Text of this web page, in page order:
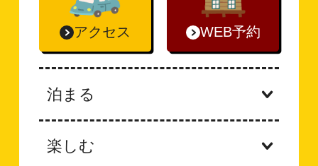
泊まる
楽しむ
アクセス WEB予約